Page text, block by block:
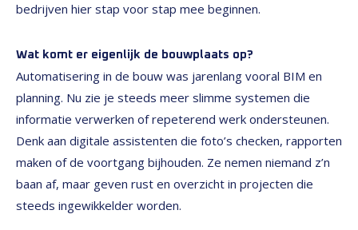
bedrijven hier stap voor stap mee beginnen.
Wat komt er eigenlijk de bouwplaats op?
Automatisering in de bouw was jarenlang vooral BIM en
planning. Nu zie je steeds meer slimme systemen die
informatie verwerken of repeterend werk ondersteunen.
Denk aan digitale assistenten die foto’s checken, rapporten
maken of de voortgang bijhouden. Ze nemen niemand z’n
baan af, maar geven rust en overzicht in projecten die
steeds ingewikkelder worden.